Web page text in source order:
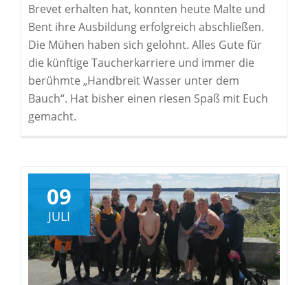
Brevet erhalten hat, konnten heute Malte und
Bent ihre Ausbildung erfolgreich abschließen.
Die Mühen haben sich gelohnt. Alles Gute für
die künftige Taucherkarriere und immer die
berühmte „Handbreit Wasser unter dem
Bauch“. Hat bisher einen riesen Spaß mit Euch
gemacht.
09
JULI